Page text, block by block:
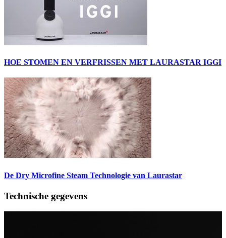
HOE STOMEN EN VERFRISSEN MET LAURASTAR IGGI
De Dry Microfine Steam Technologie van Laurastar
Technische gegevens